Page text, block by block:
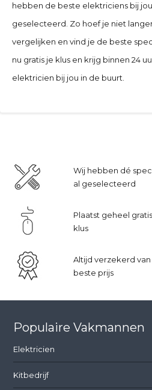
hebben de beste elektriciens bij
geselecteerd. Zo hoef je niet
vergelijken en vind je de beste
nu gratis je klus en krijg binnen 24
elektricien bij jou in de buurt.
Wij hebben dé
al geselecteerd
Plaatst geheel
klus
Altijd verzekerd
beste prijs
Populaire Vakmannen
Elektricien
Kitbedrijf